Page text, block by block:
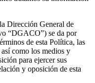
Dirección General de
“DGACO”) se da por
de esta Política, las
como los medios y
para ejercer sus
y oposición de esta